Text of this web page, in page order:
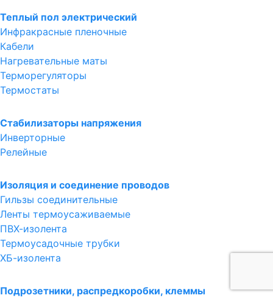
Теплый пол электрический
Инфракрасные пленочные
Кабели
Нагревательные маты
Терморегуляторы
Термостаты
Стабилизаторы напряжения
Инверторные
Релейные
Изоляция и соединение проводов
Гильзы соединительные
Ленты термоусаживаемые
ПВХ-изолента
Термоусадочные трубки
ХБ-изолента
Подрозетники, распредкоробки, клеммы